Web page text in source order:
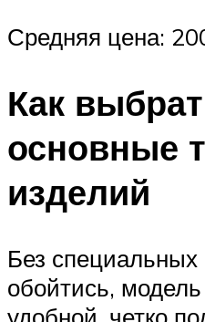
Средняя цена:
Как
основные
изделий
Без специальных
обойтись,